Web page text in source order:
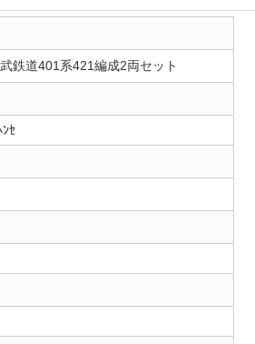
鉄道401系421編成2両セット
ｾ